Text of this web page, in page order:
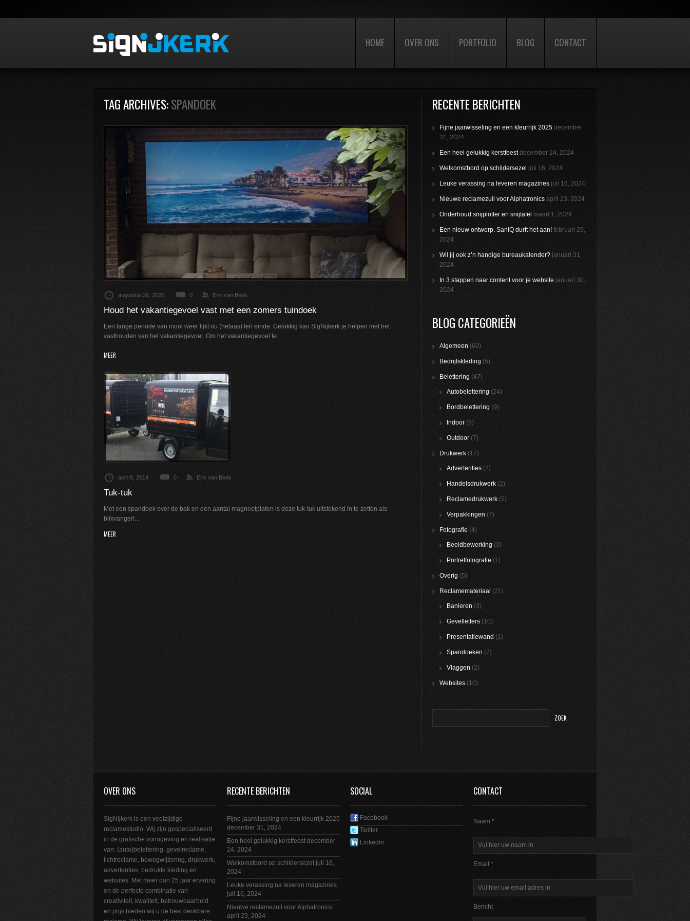
HOME OVER ONS PORTFOLIO BLOG CONTACT
TAG ARCHIVES:SPANDOEK
augustus 26, 2020 0 Erik van Beek
Houd het vakantiegevoel vast met een zomers tuindoek
Een lange periode van mooi weer lijkt nu (helaas) ten einde. Gelukkig kan SigNijkerk je helpen met het
vasthouden van het vakantiegevoel. Om het vakantiegevoel te...
MEER
april 8, 2014 0 Erik van Beek
Tuk-tuk
Met een spandoek over de bak en een aantal magneetplaten is deze tuk-tuk uitstekend in te zetten als
blikvanger!...
MEER
RECENTE BERICHTEN
Fijne jaarwisseling en een kleurrijk 2025 december
31, 2024
Een heel gelukkig kerstfeest december 24, 2024
Welkomstbord op schildersezel juli 16, 2024
Leuke verassing na leveren magazines juli 16, 2024
Nieuwe reclamezuil voor Alphatronics april 23, 2024
Onderhoud snijplotter en snijtafel maart 1, 2024
Een nieuw ontwerp. SaniQ durft het aan! februari 29,
2024
Wil jij ook z’n handige bureaukalender? januari 31,
2024
In 3 stappen naar content voor je website januari 30,
2024
BLOG CATEGORIEËN
Algemeen (60)
Bedrijfskleding (5)
Belettering (47)
Autobelettering (24)
Bordbelettering (9)
Indoor (9)
Outdoor (7)
Drukwerk (17)
Advertenties (2)
Handelsdrukwerk (2)
Reclamedrukwerk (5)
Verpakkingen (7)
Fotografie (4)
Beeldbewerking (3)
Portretfotografie (1)
Overig (5)
Reclamemateriaal (21)
Banieren (3)
Gevelletters (10)
Presentatiewand (1)
Spandoeken (7)
Vlaggen (2)
Websites (10)
OVER ONS
SigNijkerk is een veelzijdige
reclamestudio. Wij zijn gespecialiseerd
in de grafische vormgeving en realisatie
van: (auto)belettering, gevelreclame,
lichtreclame, bewegwijzering, drukwerk,
advertenties, bedrukte kleding en
websites. Met meer dan 25 jaar ervaring
en de perfecte combinatie van
creativiteit, kwaliteit, betrouwbaarheid
en prijs bieden wij u de best denkbare
RECENTE BERICHTEN
Fijne jaarwisseling en een kleurrijk 2025
december 31, 2024
Een heel gelukkig kerstfeest december
24, 2024
Welkomstbord op schildersezel juli 16,
2024
Leuke verassing na leveren magazines
juli 16, 2024
Nieuwe reclamezuil voor Alphatronics
april 23, 2024
SOCIAL
Facebook
Twitter
Linkedin
CONTACT
Naam *
Email *
Bericht